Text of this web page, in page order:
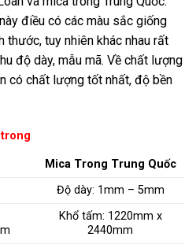
điều có các màu sắc giống
thước, tuy nhiên khác nhau rất
độ dày, mẫu mã. Về chất lượng
có chất lượng tốt nhất, độ bền
Mica Trong Trung Quốc
Độ dày: 1mm – 5mm
Khổ tấm: 1220mm x
2440mm